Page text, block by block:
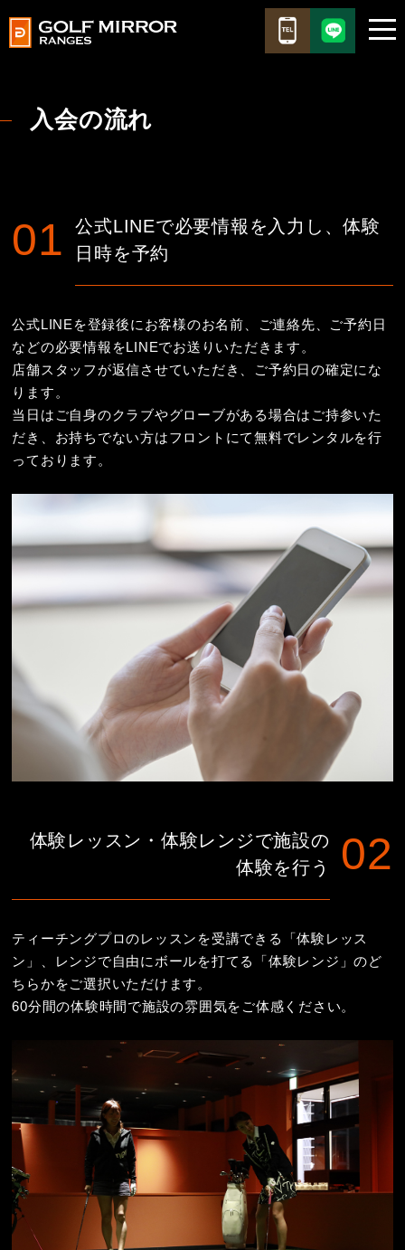
入会の流れ
公式LINEで必要情報を入力し、体験
日時を予約
公式LINEを登録後にお客様のお名前、ご連絡先、ご予約日
などの必要情報をLINEでお送りいただきます。
店舗スタッフが返信させていただき、ご予約日の確定にな
ります。
当日はご自身のクラブやグローブがある場合はご持参いた
だき、お持ちでない方はフロントにて無料でレンタルを行
っております。
体験レッスン・体験レンジで施設の
体験を行う
ティーチングプロのレッスンを受講できる「体験レッス
ン」、レンジで自由にボールを打てる「体験レンジ」のど
ちらかをご選択いただけます。
60分間の体験時間で施設の雰囲気をご体感ください。